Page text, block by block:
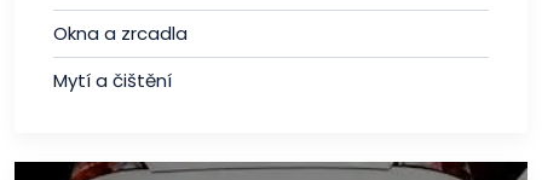
Okna a zrcadla
Mytí a čištění